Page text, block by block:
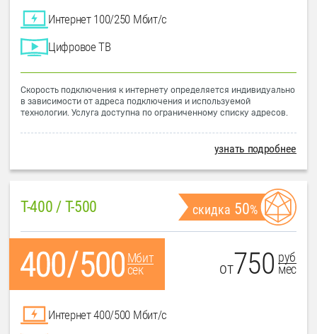
Интернет 100/250 Мбит/с
Цифровое ТВ
Скорость подключения к интернету определяется индивидуально
в зависимости от адреса подключения и используемой
технологии. Услуга доступна по ограниченному списку адресов.
узнать подробнее
T-400 / T-500 скидка 50%
Мбит
сек
от750 руб
мес
Интернет 400/500 Мбит/с